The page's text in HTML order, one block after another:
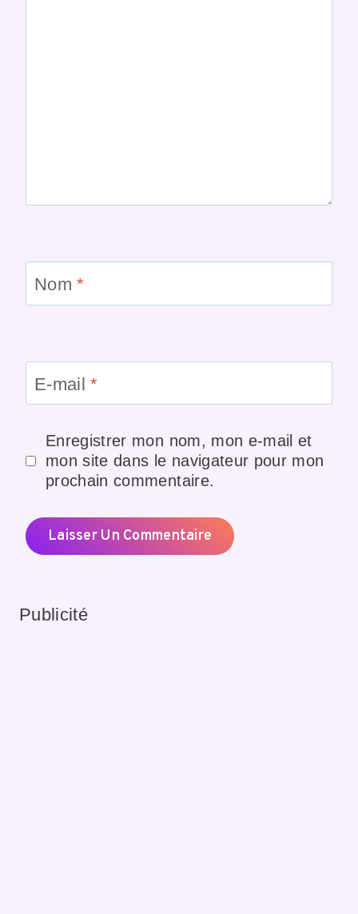
Nom*
E-mail*
Enregistrer mon nom, mon e-mail et
mon site dans le navigateur pour mon
prochain commentaire.
Publicité